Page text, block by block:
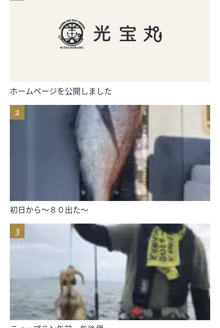
ホームページを公開しました
初日から〜８０出た〜